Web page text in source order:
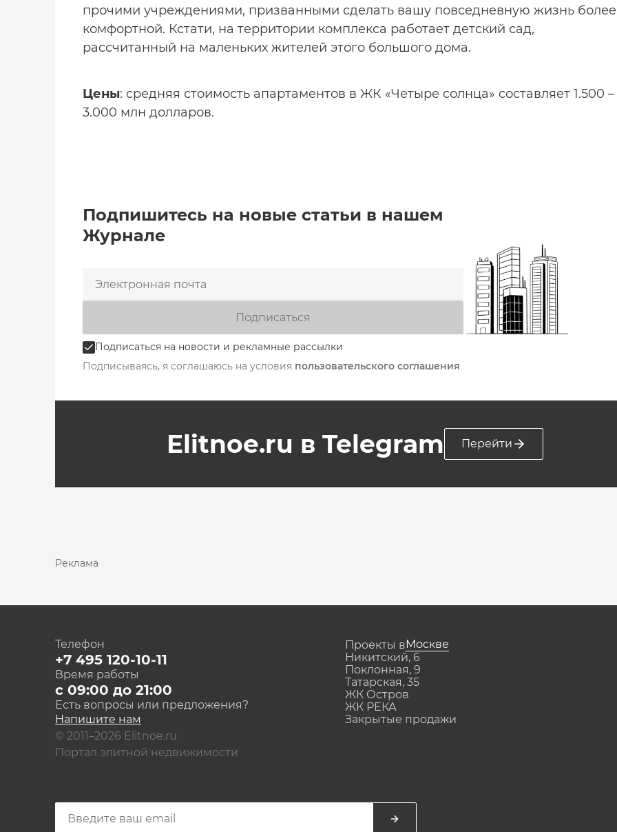
прочими учреждениями, призванными сделать вашу повседневную жизнь более
комфортной. Кстати, на территории комплекса работает детский сад,
рассчитанный на маленьких жителей этого большого дома.
Цены: средняя стоимость апартаментов в ЖК «Четыре солнца» составляет 1.500 –
3.000 млн долларов.
Подпишитесь на новые статьи в нашем
Журнале
Подписаться на новости и рекламные рассылки
Подписаться
Подписываясь, я соглашаюсь на условия пользовательского соглашения
Elitnoe.ru в Telegram Перейти
Реклама
Телефон
+7 495 120-10-11
Время работы
с 09:00 до 21:00
Есть вопросы или предложения?
Напишите нам
© 2011–2026 Elitnoe.ru
Портал элитной недвижимости
Проекты вМоскве
Никитский, 6
Поклонная, 9
Татарская, 35
ЖК Остров
ЖК РЕКА
Закрытые продажи